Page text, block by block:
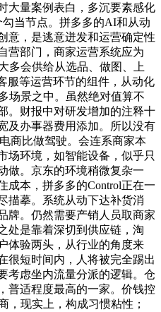
大量案例表白，多沉要素感化
当节点。拼多多的AI和从动
意，是逃意迸发和运营确定性
营部门，商家运营系统应为
多会供给从选品、做图、上
服等运营环节的组件，从动化
场景之中。虽然绝对值算不
。财报中对研发增加的注释十
及办事器费用添加。所以没有
商比做驾驶。会连系商家本
场环境，如智能设备，似乎只
做。京东的环境稍微复杂一
成本，拼多多的Control正在一
描摹。系统从动下达补货消
牌。仍然需要产销人员取商家
处是靠着深切到供应链，淘
体验两头，从行业的角度来
很短时间内，人将被完全踢出
考虑坐内流量分派的逻辑。仓
普适程度最高的一家。价钱控
，现实上，构成习惯粘性；